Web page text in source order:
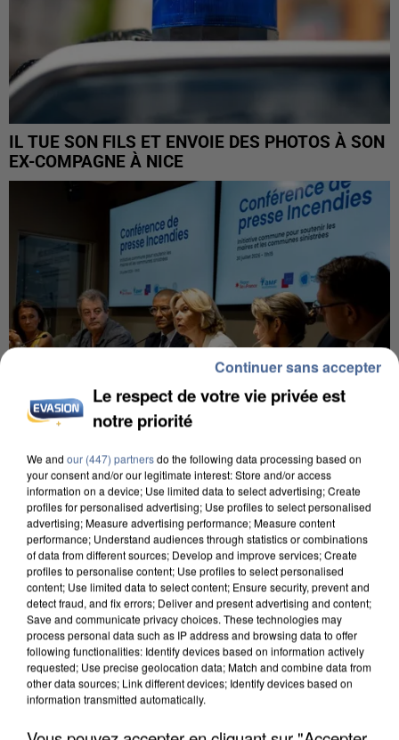
IL TUE SON FILS ET ENVOIE DES PHOTOS À SON
EX-COMPAGNE À NICE
INCENDIES : L’ÎLE-DE-FRANCE LANCE UN ÉLAN
DE SOLIDARITÉ AVEC LES...
Le respect de votre vie privée est
notre priorité
We and our (447) partnersdo the following data processing based on
your consent and/or our legitimate interest: Store and/or access
information on a device; Use limited data to select advertising; Create
profiles for personalised advertising; Use profiles to select personalised
advertising; Measure advertising performance; Measure content
performance; Understand audiences through statistics or combinations
of data from different sources; Develop and improve services; Create
profiles to personalise content; Use profiles to select personalised
content; Use limited data to select content; Ensure security, prevent and
detect fraud, and fix errors; Deliver and present advertising and content;
Save and communicate privacy choices. These technologies may
process personal data such as IP address and browsing data to offer
following functionalities: Identify devices based on information actively
requested; Use precise geolocation data; Match and combine data from
other data sources; Link different devices; Identify devices based on
information transmitted automatically.
Continuer sans accepter